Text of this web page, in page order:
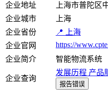
企业地址
上海市普陀区
企业城市
上海
企业省份
📍 上海
企业官网
https://
企业简介
智能物流系统
企业查询
发展历程 产品
报告错误